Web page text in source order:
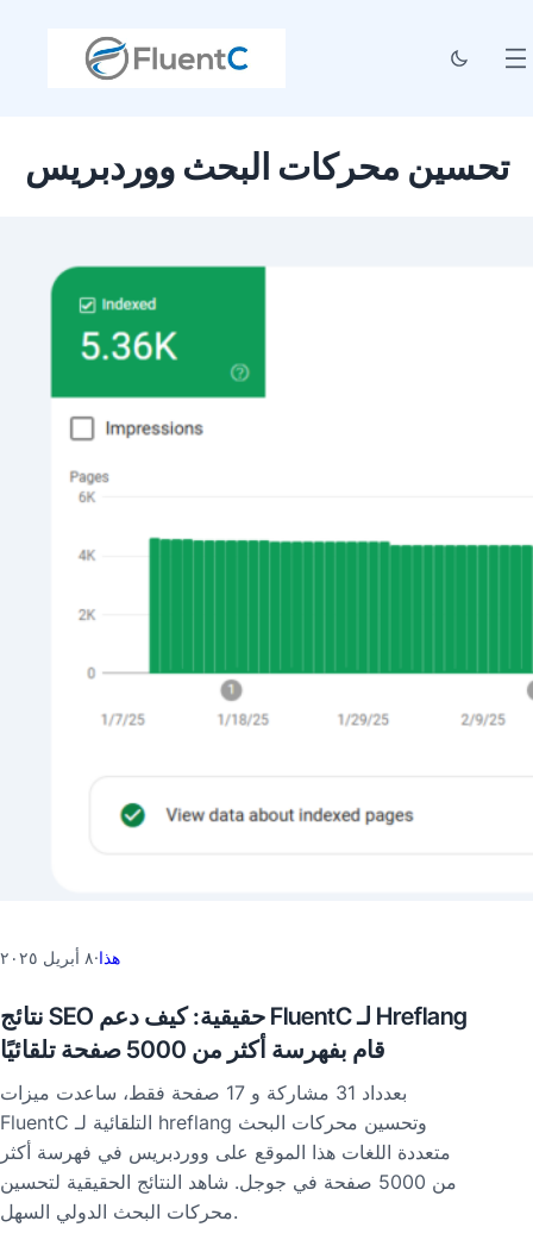
تحسين محركات البحث ووردبريس
٨ أبريل ٢٠٢٥·هذا
نتائج SEO حقيقية: كيف دعم FluentC لـ Hreflang
قام بفهرسة أكثر من 5000 صفحة تلقائيًا
بعدداد 31 مشاركة و 17 صفحة فقط، ساعدت ميزات
FluentC التلقائية لـ hreflang وتحسين محركات البحث
متعددة اللغات هذا الموقع على ووردبريس في فهرسة أكثر
من 5000 صفحة في جوجل. شاهد النتائج الحقيقية لتحسين
محركات البحث الدولي السهل.